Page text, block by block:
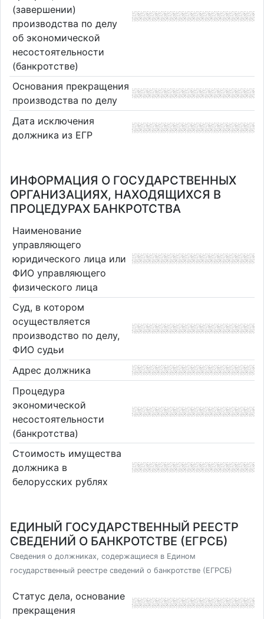
(завершении)
производства по делу
об экономической
несостоятельности
(банкротстве)
Основания прекращения
производства по делу
Дата исключения
должника из ЕГР
ИНФОРМАЦИЯ О ГОСУДАРСТВЕННЫХ
ОРГАНИЗАЦИЯХ, НАХОДЯЩИХСЯ В
ПРОЦЕДУРАХ БАНКРОТСТВА
Наименование
управляющего
юридического лица или
ФИО управляющего
физического лица
Суд, в котором
осуществляется
производство по делу,
ФИО судьи
Адрес должника
Процедура
экономической
несостоятельности
(банкротства)
Стоимость имущества
должника в
белорусских рублях
ЕДИНЫЙ ГОСУДАРСТВЕННЫЙ РЕЕСТР
СВЕДЕНИЙ О БАНКРОТСТВЕ (ЕГРСБ)
Сведения о должниках, содержащиеся в Едином
государственный реестре сведений о банкротстве (ЕГРСБ)
Статус дела, основание
прекращения